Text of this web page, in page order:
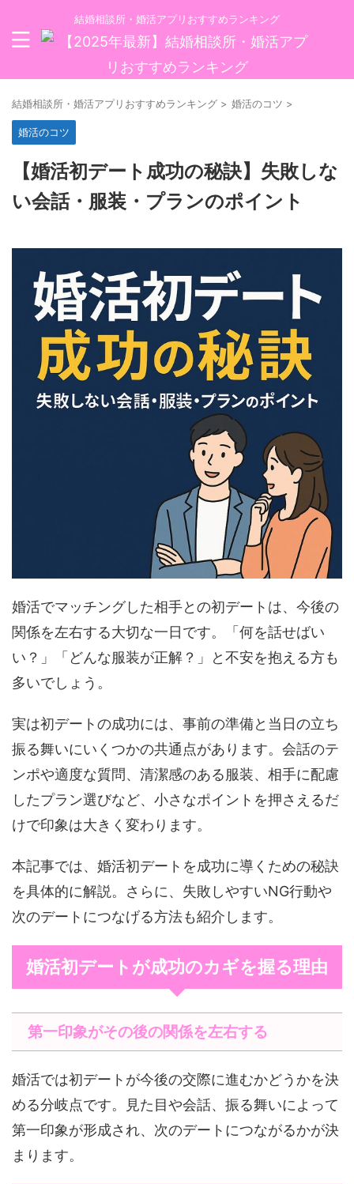
結婚相談所・婚活アプリおすすめランキング
結婚相談所・婚活アプリおすすめランキング > 婚活のコツ >
婚活のコツ
【婚活初デート成功の秘訣】失敗しな
い会話・服装・プランのポイント
婚活でマッチングした相手との初デートは、今後の
関係を左右する大切な一日です。「何を話せばい
い？」「どんな服装が正解？」と不安を抱える方も
多いでしょう。
実は初デートの成功には、事前の準備と当日の立ち
振る舞いにいくつかの共通点があります。会話のテ
ンポや適度な質問、清潔感のある服装、相手に配慮
したプラン選びなど、小さなポイントを押さえるだ
けで印象は大きく変わります。
本記事では、婚活初デートを成功に導くための秘訣
を具体的に解説。さらに、失敗しやすいNG行動や
次のデートにつなげる方法も紹介します。
婚活初デートが成功のカギを握る理由
第一印象がその後の関係を左右する
婚活では初デートが今後の交際に進むかどうかを決
める分岐点です。見た目や会話、振る舞いによって
第一印象が形成され、次のデートにつながるかが決
まります。